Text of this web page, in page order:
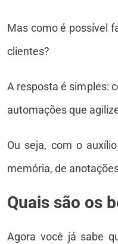
Mas como é possível
clientes?
A resposta é simples:
automações que
Ou seja, com o
memória, de
Quais são os
Agora você já sabe